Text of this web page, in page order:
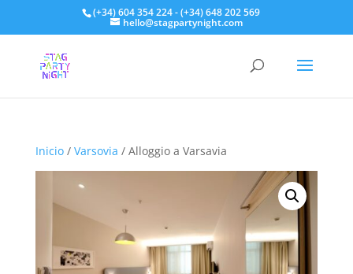
(+34) 604 354 224 - (+34) 648 202 569
hello@stagpartynight.com
Inicio/ Varsovia / Alloggio a Varsavia